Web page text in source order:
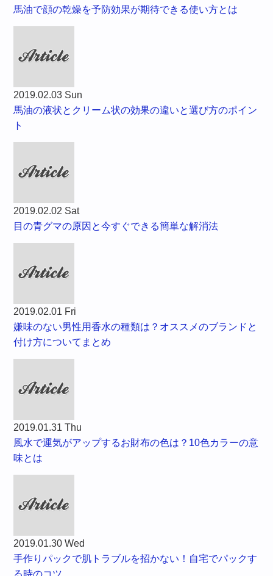
馬油で顔の乾燥を予防効果が期待できる使い方とは
2019.02.03 Sun
馬油の液状とクリーム状の効果の違いと選び方のポイン
ト
2019.02.02 Sat
目の青グマの原因と今すぐできる簡単な解消法
2019.02.01 Fri
嫌味のない男性用香水の種類は？オススメのブランドと
付け方についてまとめ
2019.01.31 Thu
風水で運気がアップするお財布の色は？10色カラーの意
味とは
2019.01.30 Wed
手作りパックで肌トラブルを招かない！自宅でパックす
る時のコツ